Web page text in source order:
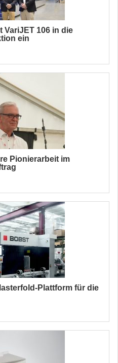
VariJET 106 in die
ein
Pionierarbeit im
Plattform für die